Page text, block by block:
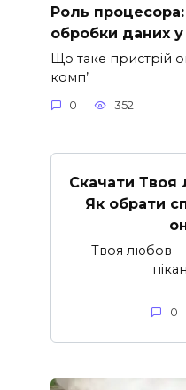
Роль
обробки даних у
Що таке пристрій
комп’
0 352
Скачати Твоя
Як обрати
Твоя любов –
0